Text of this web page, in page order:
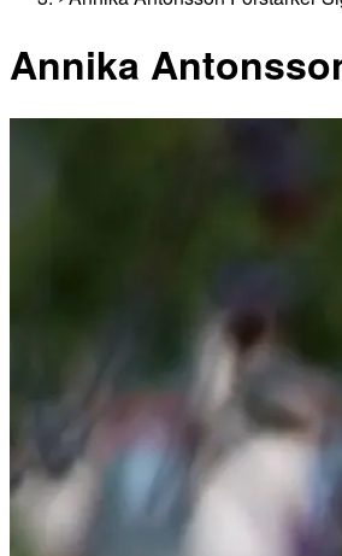
Annika